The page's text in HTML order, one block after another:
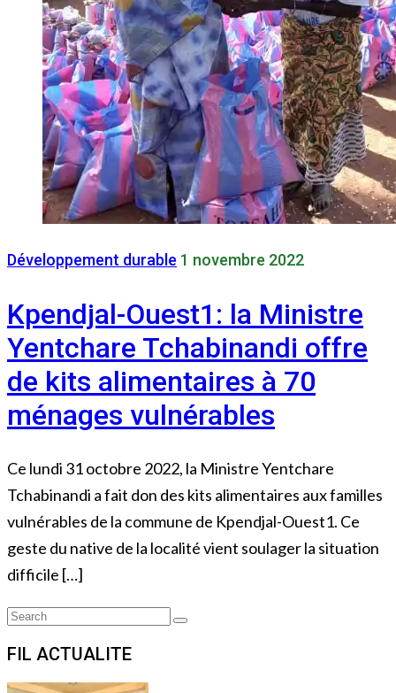
Développement durable 1 novembre 2022
Kpendjal-Ouest1: la Ministre
Yentchare Tchabinandi offre
de kits alimentaires à 70
ménages vulnérables
Ce lundi 31 octobre 2022, la Ministre Yentchare
Tchabinandi a fait don des kits alimentaires aux familles
vulnérables de la commune de Kpendjal-Ouest1. Ce
geste du native de la localité vient soulager la situation
difficile […]
Search
Search
FIL ACTUALITE